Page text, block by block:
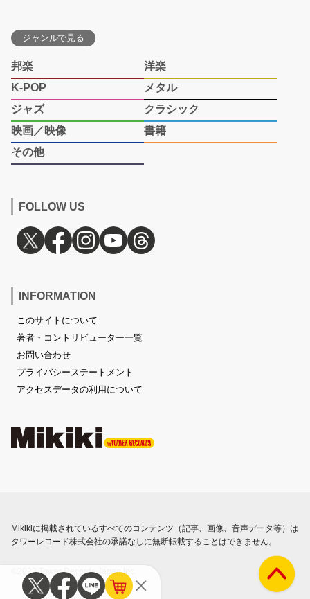
ジャンルで見る
邦楽
洋楽
K-POP
メタル
ジャズ
クラシック
映画／映像
書籍
その他
FOLLOW US
INFORMATION
このサイトについて
著者・コントリビューター一覧
お問い合わせ
プライバシーステートメント
アクセスデータの利用について
Mikikiに掲載されているすべてのコンテンツ（記事、画像、音声データ等）は
タワーレコード株式会社の承諾なしに無断転載することはできません。
©2023 Tower Records Japan Inc.